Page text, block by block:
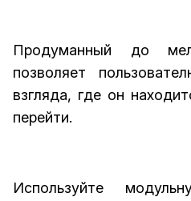
Продуманный до
позволяет
взгляда, где он
перейти.
Используйте